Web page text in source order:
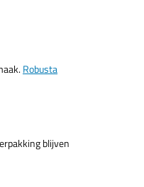
Robusta
blijven